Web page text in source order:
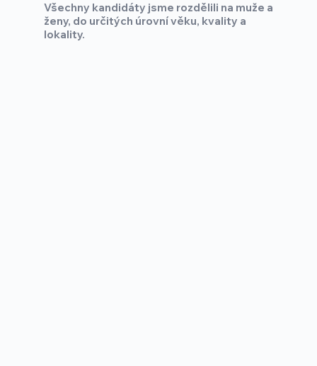
Všechny kandidáty jsme rozdělili na muže a
ženy, do určitých úrovní věku, kvality a
lokality.